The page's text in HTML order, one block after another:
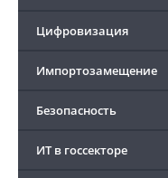
Цифровизация
Импортозамещение
Безопасность
ИТ в госсекторе